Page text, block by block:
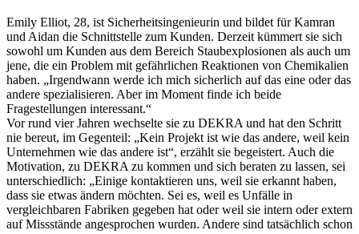
Emily Elliot, 28, ist Sicherheitsingenieurin und bildet für Kamran
und Aidan die Schnittstelle zum Kunden. Derzeit kümmert sie sich
sowohl um Kunden aus dem Bereich Staubexplosionen als auch um
jene, die ein Problem mit gefährlichen Reaktionen von Chemikalien
haben. „Irgendwann werde ich mich sicherlich auf das eine oder das
andere spezialisieren. Aber im Moment finde ich beide
Fragestellungen interessant.“
Vor rund vier Jahren wechselte sie zu DEKRA und hat den Schritt
nie bereut, im Gegenteil: „Kein Projekt ist wie das andere, weil kein
Unternehmen wie das andere ist“, erzählt sie begeistert. Auch die
Motivation, zu DEKRA zu kommen und sich beraten zu lassen, sei
unterschiedlich: „Einige kontaktieren uns, weil sie erkannt haben,
dass sie etwas ändern möchten. Sei es, weil es Unfälle in
vergleichbaren Fabriken gegeben hat oder weil sie intern oder extern
auf Missstände angesprochen wurden. Andere sind tatsächlich schon